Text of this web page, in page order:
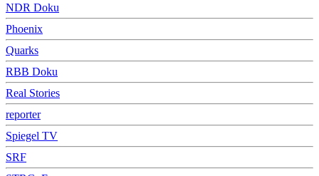
NDR Doku
Phoenix
Quarks
RBB Doku
Real Stories
reporter
Spiegel TV
SRF